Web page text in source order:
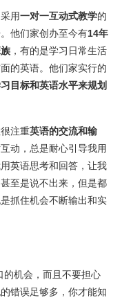
用一对一互动式教学的
他们家创办至今有14年
族 ，有的是学习日常生活
的英语。他们家实行的
目标和英语水平来规划
注重英语的交流和输
动，总是耐心引导我用
英语思考和回答，让我
至是说不出来，但是都
抓住机会不断输出和实
的机会，而且不要担心
错误足够多，你才能知